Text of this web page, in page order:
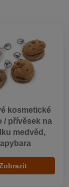
kosmetické
/ přívěsek na
medvěd,